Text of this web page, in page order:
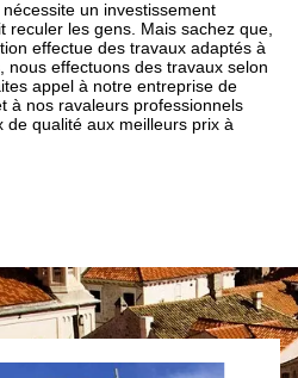
un investissement
reculer les gens. Mais sachez que,
effectue des travaux adaptés à
nous effectuons des travaux selon
appel à notre entreprise de
à nos ravaleurs professionnels
de qualité aux meilleurs prix à